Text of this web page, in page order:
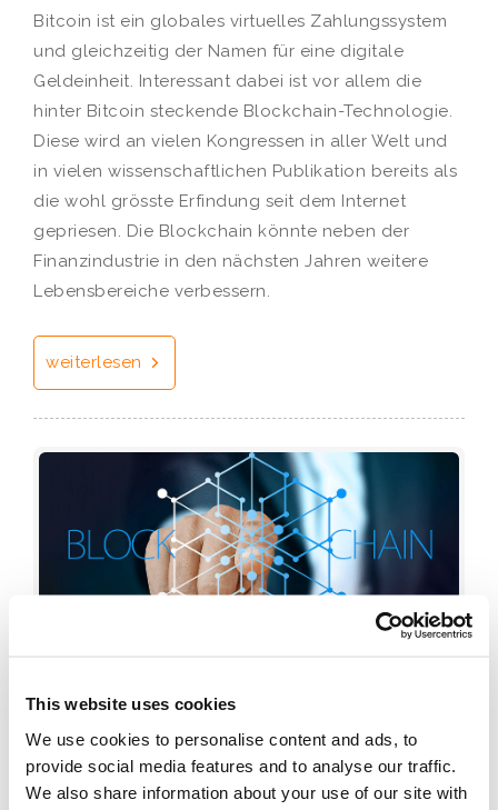
This website uses cookies
We use cookies to personalise content and ads, to
provide social media features and to analyse our traffic.
We also share information about your use of our site with
Bitcoin ist ein globales virtuelles Zahlungssystem
und gleichzeitig der Namen für eine digitale
Geldeinheit. Interessant dabei ist vor allem die
hinter Bitcoin steckende Blockchain-Technologie.
Diese wird an vielen Kongressen in aller Welt und
in vielen wissenschaftlichen Publikation bereits als
die wohl grösste Erfindung seit dem Internet
gepriesen. Die Blockchain könnte neben der
Finanzindustrie in den nächsten Jahren weitere
Lebensbereiche verbessern.
weiterlesen
16
Jun
Serie über Bitcoin V: Die Blockchain
Blockchain,Technologie |
News
|
View Counts (5745)